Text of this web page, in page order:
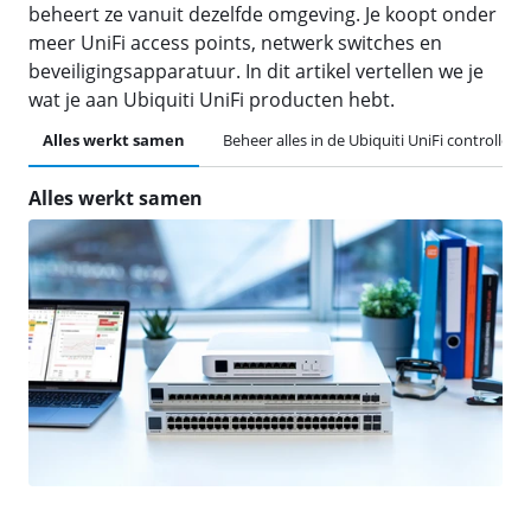
beheert ze vanuit dezelfde omgeving. Je koopt onder
meer UniFi access points, netwerk switches en
beveiligingsapparatuur. In dit artikel vertellen we je
wat je aan Ubiquiti UniFi producten hebt.
Alles werkt samen Beheer alles in de Ubiquiti UniFi controller
Alles werkt samen